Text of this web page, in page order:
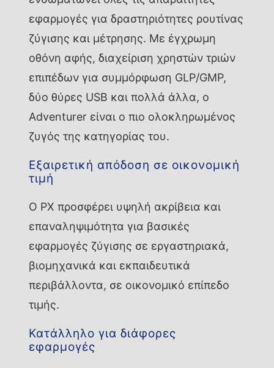
εφαρμογές για δραστηριότητες ρουτίνας
ζύγισης και μέτρησης. Με έγχρωμη
οθόνη αφής, διαχείριση χρηστών τριών
επιπέδων για συμμόρφωση GLP/GMP,
δύο θύρες USB και πολλά άλλα, ο
Adventurer είναι ο πιο ολοκληρωμένος
ζυγός της κατηγορίας του.
Εξαιρετική απόδοση σε οικονομική
τιμή
Ο PX προσφέρει υψηλή ακρίβεια και
επαναληψιμότητα για βασικές
εφαρμογές ζύγισης σε εργαστηριακά,
βιομηχανικά και εκπαιδευτικά
περιβάλλοντα, σε οικονομικό επίπεδο
τιμής.
Κατάλληλο για διάφορες
εφαρμογές